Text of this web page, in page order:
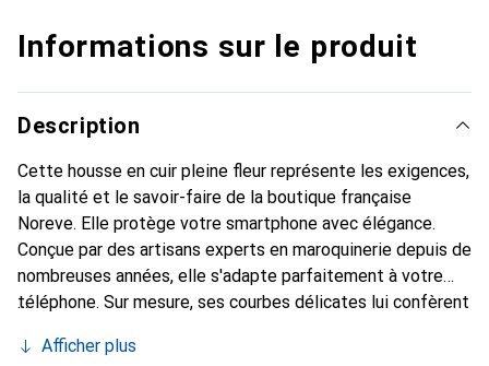
Informations sur le produit
Description
Cette housse en cuir pleine fleur représente les exigences,
la qualité et le savoir-faire de la boutique française
Noreve. Elle protège votre smartphone avec élégance.
Conçue par des artisans experts en maroquinerie depuis de
nombreuses années, elle s'adapte parfaitement à votre
téléphone. Sur mesure, ses courbes délicates lui confèrent
et indispensable de votre smartphone. Reconnaître
Afficher plus